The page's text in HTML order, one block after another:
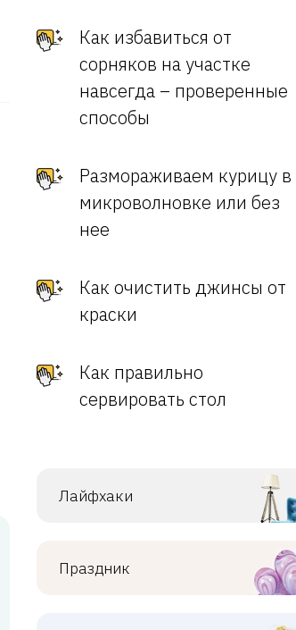
Как избавиться от
сорняков на участке
навсегда – проверенные
способы
Размораживаем курицу в
микроволновке или без
нее
Как очистить джинсы от
краски
Как правильно
сервировать стол
Лайфхаки
Праздник